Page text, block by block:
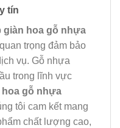
tín
giàn hoa gỗ nhựa
trọng đảm bảo
vụ. Gỗ nhựa
trong lĩnh vực
hoa gỗ nhựa
tôi cam kết mang
chất lượng cao,